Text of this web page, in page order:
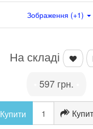
На складі
597 грн.
Купити
Зображення (+1)